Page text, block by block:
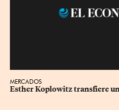
MERCADOS
Esther Koplowitz transfiere un